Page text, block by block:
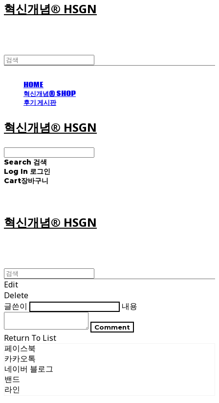
혁신개념® HSGN
HOME
혁신개념® SHOP
후기 게시판
혁신개념® HSGN
Search 검색
Log In 로그인
Cart장바구니
혁신개념® HSGN
Edit
Delete
글쓴이
내용
Comment
Return To List
페이스북
카카오톡
네이버 블로그
밴드
라인